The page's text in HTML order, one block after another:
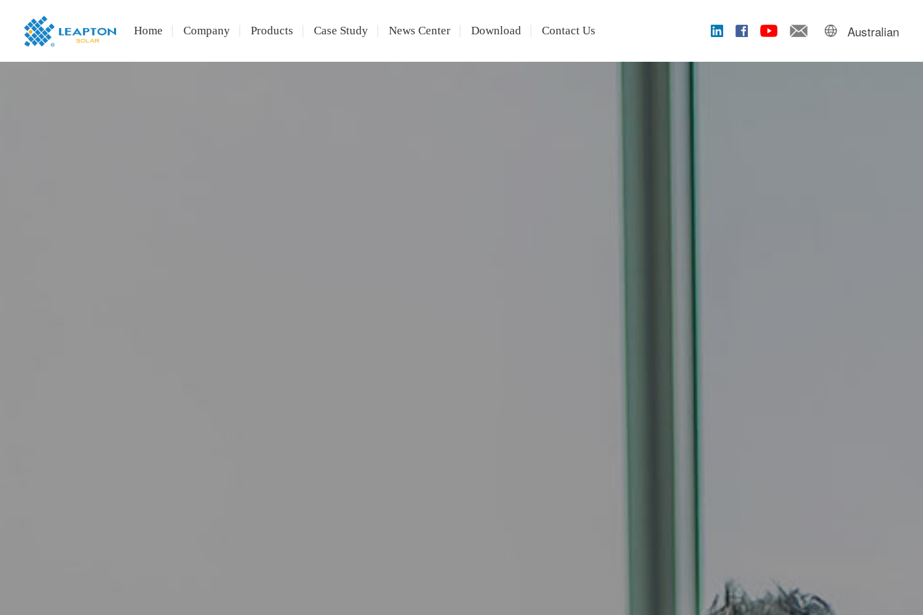
Home Company Products Case Study News Center Download Contact Us Australian